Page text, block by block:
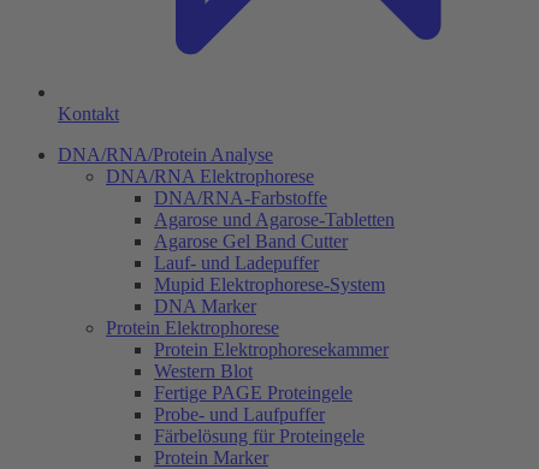
Kontakt
DNA/RNA/Protein Analyse
DNA/RNA Elektrophorese
DNA/RNA-Farbstoffe
Agarose und Agarose-Tabletten
Agarose Gel Band Cutter
Lauf- und Ladepuffer
Mupid Elektrophorese-System
DNA Marker
Protein Elektrophorese
Protein Elektrophoresekammer
Western Blot
Fertige PAGE Proteingele
Probe- und Laufpuffer
Färbelösung für Proteingele
Protein Marker